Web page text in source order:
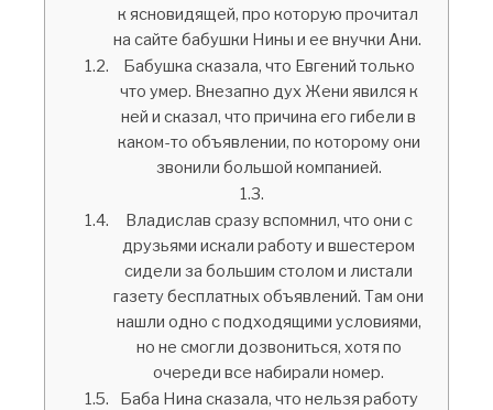
к ясновидящей, про которую прочитал
на сайте бабушки Нины и ее внучки Ани.
Бабушка сказала, что Евгений только
что умер. Внезапно дух Жени явился к
ней и сказал, что причина его гибели в
каком-то объявлении, по которому они
звонили большой компанией.
Владислав сразу вспомнил, что они с
друзьями искали работу и вшестером
сидели за большим столом и листали
газету бесплатных объявлений. Там они
нашли одно с подходящими условиями,
но не смогли дозвониться, хотя по
очереди все набирали номер.
Баба Нина сказала, что нельзя работу